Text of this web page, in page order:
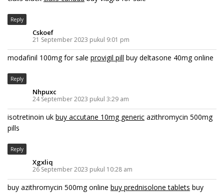
Reply
Cskoef
21 September 2023 pukul 9:01 pm
modafinil 100mg for sale provigil pill buy deltasone 40mg online
Reply
Nhpuxc
24 September 2023 pukul 3:29 am
isotretinoin uk buy accutane 10mg generic azithromycin 500mg
pills
Reply
Xgxliq
26 September 2023 pukul 10:28 am
buy azithromycin 500mg online buy prednisolone tablets buy